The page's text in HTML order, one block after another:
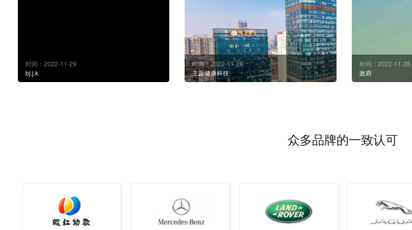
时间：2022-11-29
bj.j.k
时间：2022-11-28
主题健康科技
时间：2022-11-28
政府
众多品牌的一致认可